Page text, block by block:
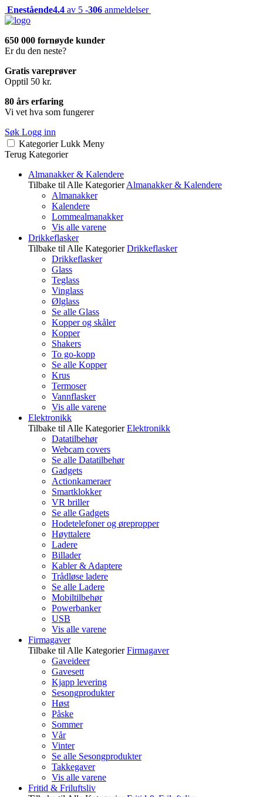
Enestående4.4 av 5 -306 anmeldelser
650 000 fornøyde kunder
Er du den neste?
Gratis vareprøver
Opptil 50 kr.
80 års erfaring
Vi vet hva som fungerer
Søk Logg inn
Kategorier Lukk Meny
Terug Kategorier
Almanakker & Kalendere
Tilbake til Alle Kategorier Almanakker & Kalendere
Almanakker
Kalendere
Lommealmanakker
Vis alle varene
Drikkeflasker
Tilbake til Alle Kategorier Drikkeflasker
Drikkeflasker
Glass
Teglass
Vinglass
Ølglass
Se alle Glass
Kopper og skåler
Kopper
Shakers
To go-kopp
Se alle Kopper
Krus
Termoser
Vannflasker
Vis alle varene
Elektronikk
Tilbake til Alle Kategorier Elektronikk
Datatilbehør
Webcam covers
Se alle Datatilbehør
Gadgets
Actionkameraer
Smartklokker
VR briller
Se alle Gadgets
Hodetelefoner og ørepropper
Høyttalere
Ladere
Billader
Kabler & Adaptere
Trådløse ladere
Se alle Ladere
Mobiltilbehør
Powerbanker
USB
Vis alle varene
Firmagaver
Tilbake til Alle Kategorier Firmagaver
Gaveideer
Gavesett
Kjapp levering
Sesongprodukter
Høst
Påske
Sommer
Vår
Vinter
Se alle Sesongprodukter
Takkegaver
Vis alle varene
Fritid & Friluftsliv